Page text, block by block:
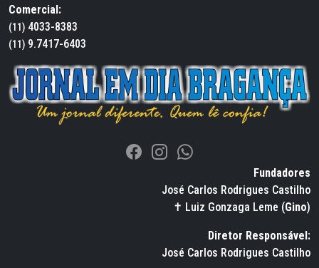
Comercial:
(11) 4033-8383
(11) 9.7417-6403
Fundadores
José Carlos Rodrigues Castilho
✝ Luiz Gonzaga Leme (Gino)
Diretor Responsável:
José Carlos Rodrigues Castilho